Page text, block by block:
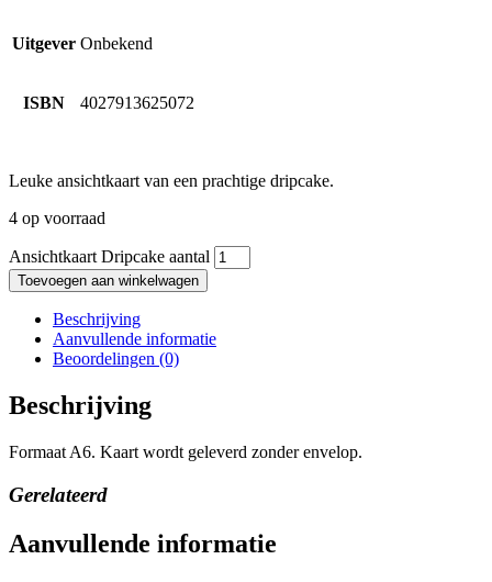
Uitgever Onbekend
ISBN 4027913625072
Leuke ansichtkaart van een prachtige dripcake.
4 op voorraad
Ansichtkaart Dripcake aantal
Toevoegen aan winkelwagen
Beschrijving
Aanvullende informatie
Beoordelingen (0)
Beschrijving
Formaat A6. Kaart wordt geleverd zonder envelop.
Gerelateerd
Aanvullende informatie